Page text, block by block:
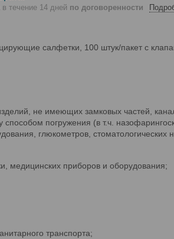
в течение 14 дней по договоренности
салфетки, 100 штук/пакет с
не имеющих замковых частей,
погружения (в т.ч.
глюкометров, стоматологических
медицинских приборов и оборудования;
транспорта;